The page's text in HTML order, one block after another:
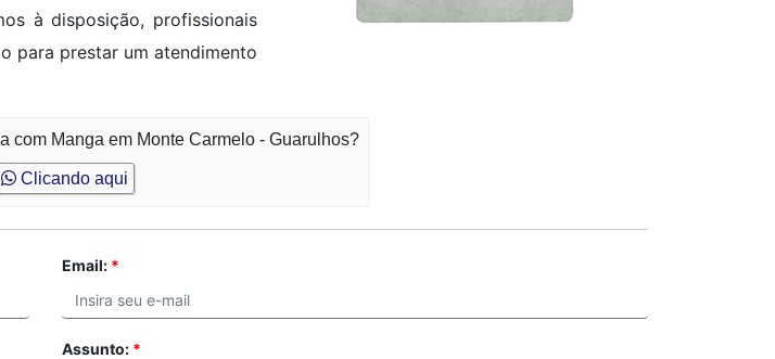
à disposição, profissionais
para prestar um atendimento
com Manga em Monte Carmelo - Guarulhos?
Clicando aqui
Email: *
Assunto: *